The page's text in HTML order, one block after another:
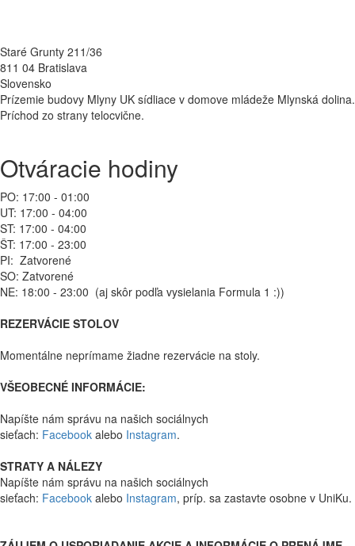
Staré Grunty 211/36
811 04 Bratislava
Slovensko
Prízemie budovy Mlyny UK sídliace v domove mládeže Mlynská dolina.
Príchod zo strany telocvične.
Otváracie hodiny
PO: 17:00 - 01:00
UT: 17:00 - 04:00
ST: 17:00 - 04:00
ŠT: 17:00 - 23:00
PI: Zatvorené
SO: Zatvorené
NE: 18:00 - 23:00 (aj skôr podľa vysielania Formula 1 :))
REZERVÁCIE STOLOV
Momentálne neprímame žiadne rezervácie na stoly.
VŠEOBECNÉ INFORMÁCIE:
Napíšte nám správu na našich sociálnych
sieťach: Facebook alebo Instagram.
STRATY A NÁLEZY
Napíšte nám správu na našich sociálnych
sieťach: Facebook alebo Instagram, príp. sa zastavte osobne v UniKu.